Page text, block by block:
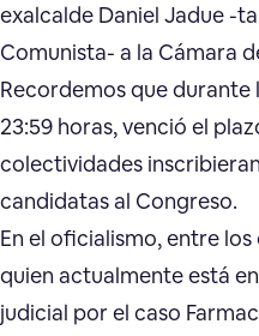
exalcalde Daniel Jadue -
Comunista- a la Cámara
Recordemos que durante
23:59 horas, venció el
colectividades
candidatas al Congreso.
En el oficialismo, entre
quien actualmente está
judicial por el caso